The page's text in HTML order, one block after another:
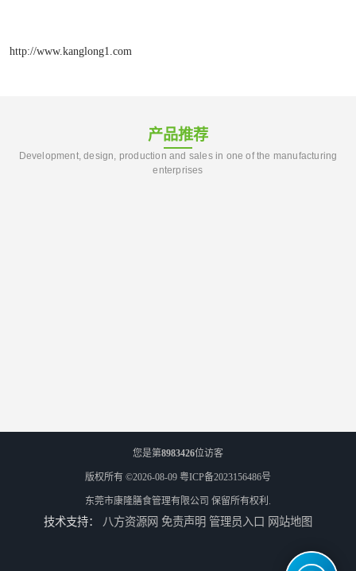
http://www.kanglong1.com
产品推荐
Development, design, production and sales in one of the manufacturing
enterprises
您是第8983426位访客
版权所有 ©2026-08-09 粤ICP备2023156486号
东莞市康隆膳食管理有限公司 保留所有权利.
技术支持： 八方资源网 免责声明 管理员入口 网站地图